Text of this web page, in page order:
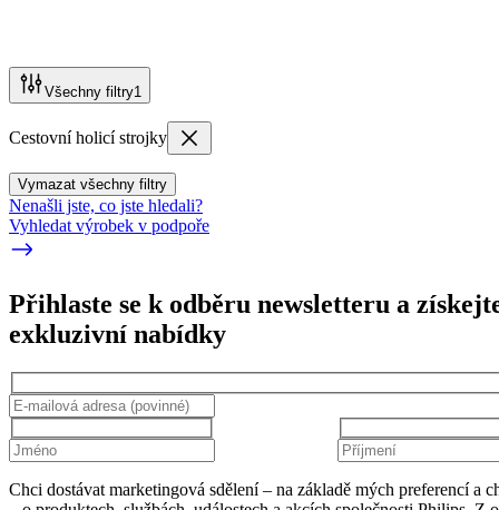
Všechny filtry1
Cestovní holicí strojky
Vymazat všechny filtry
Nenašli jste, co jste hledali?
Vyhledat výrobek v podpoře
Přihlaste se k odběru newsletteru a
exkluzivní nabídky
Chci dostávat marketingová sdělení – na základě mých preferencí a